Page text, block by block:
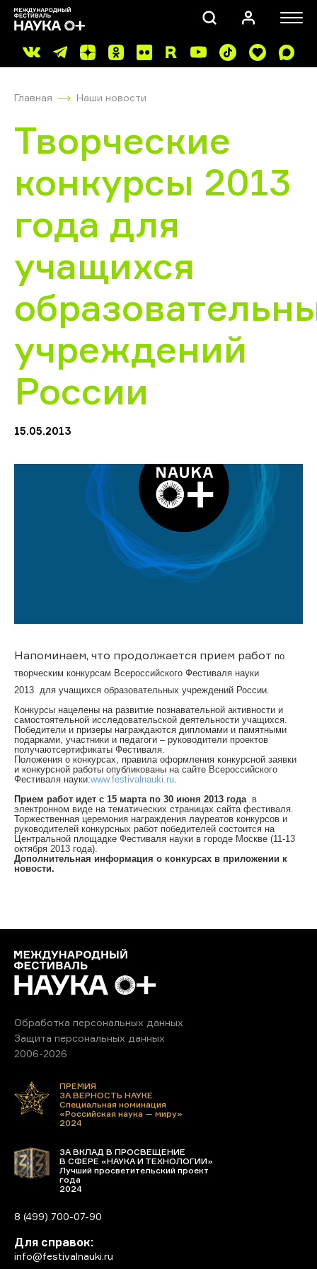
ПОИСК
Главная Наши новости
Творческие
конкурсы 2013
года для
учащихся
учреждений
России
15.05.2013
Напоминаем, что продолжается прием работ по
творческим конкурсам Всероссийского Фестиваля науки
2013 для учащихся образовательных учреждений России.
Конкурсы нацелены на развитие познавательной активности и
самостоятельной исследовательской деятельности учащихся.
Победители и призеры награждаются дипломами и памятными
подарками, участники и педагоги – руководители проектов
получаютсертификаты Фестиваля.
Положения о конкурсах, правила оформления конкурсной заявки
и конкурсной работы опубликованы на сайте Всероссийского
Фестиваля науки:www.festivalnauki.ru
Прием работ идет с 15 марта по 30 июня 2013 года в
электронном виде на тематических страницах сайта фестиваля.
Торжественная церемония награждения лауреатов конкурсов и
руководителей конкурсных работ победителей состоится на
Центральной площадке Фестиваля науки в городе Москве (11-13
октября 2013 года).
Дополнительная информация о конкурсах в приложении к
новости.
Обработка персональных данных
Защита персональных данных
2006-2026
ПРЕМИЯ
ЗА ВЕРНОСТЬ НАУКЕ
Специальная номинация
«Российская наука — миру»
2024
ЗА ВКЛАД В ПРОСВЕЩЕНИЕ
В СФЕРЕ «НАУКА И ТЕХНОЛОГИИ»
Лучший просветительский проект
года
2024
8 (499) 700-07-90
Для справок:
info@festivalnauki.ru